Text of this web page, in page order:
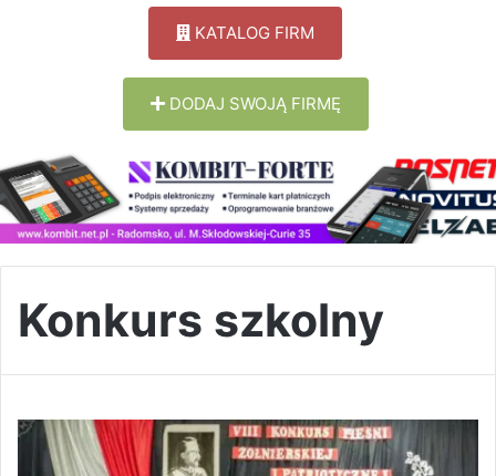
KATALOG FIRM
DODAJ SWOJĄ FIRMĘ
Konkurs szkolny